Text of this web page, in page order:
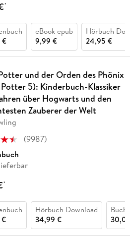
*
€
eBook epub
9,99 €
Hörbuch
24,95 €
und der Orden des Phönix
5): Kinderbuch-Klassiker
über Hogwarts und den
Zauberer der Welt
(9987)
*
Hörbuch Download
34,99 €
Buch